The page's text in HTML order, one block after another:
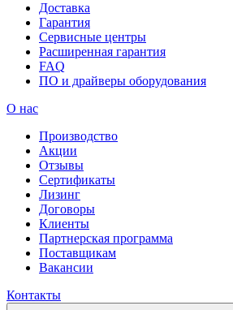
Доставка
Гарантия
Сервисные центры
Расширенная гарантия
FAQ
ПО и драйверы оборудования
О нас
Производство
Акции
Отзывы
Сертификаты
Лизинг
Договоры
Клиенты
Партнерская программа
Поставщикам
Вакансии
Контакты